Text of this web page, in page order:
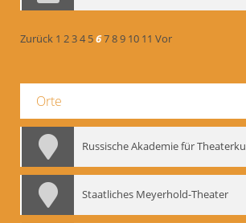
Zurück 1 234 56789 10 11 Vor
Orte
Staatliches Meyerhold-Theater